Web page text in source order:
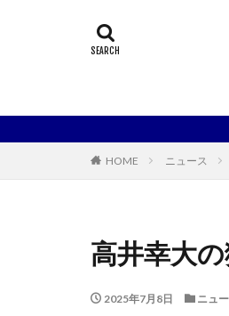
HOME ニュース
高井幸大
2025年7月8日 ニュ